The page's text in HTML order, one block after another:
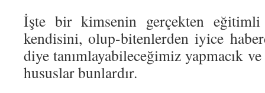
İşte bir kimsenin gerçekten eğitimli
kendisini, olup-bitenlerden iyice
diye tanımlayabileceğimiz yapmacık
hususlar bunlardır.